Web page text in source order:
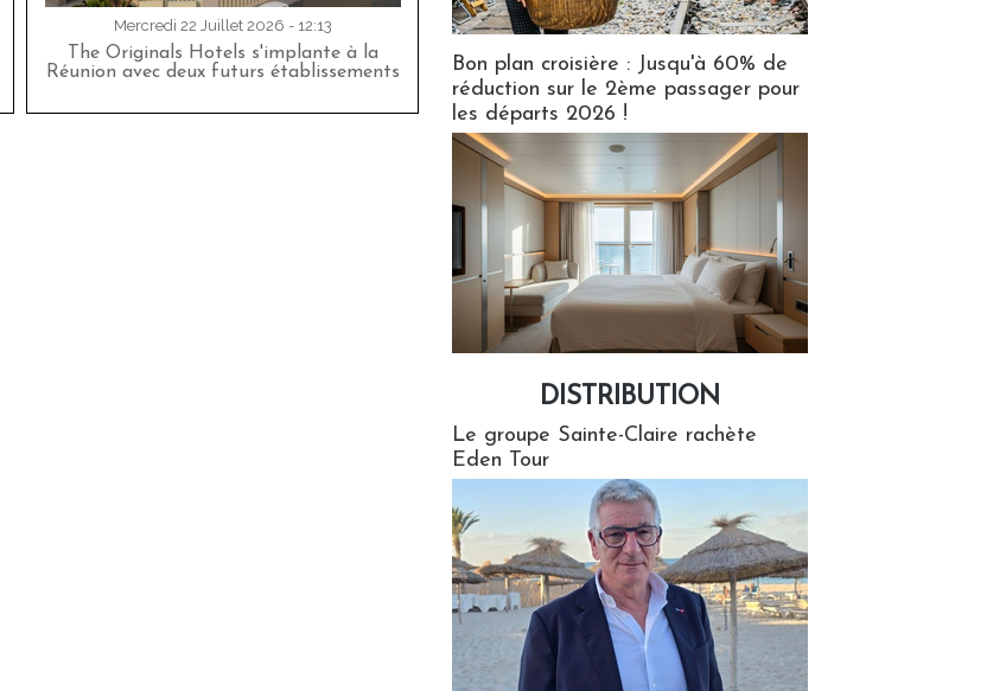
Mercredi 22 Juillet 2026 - 12:13
The Originals Hotels s'implante à la
Réunion avec deux futurs établissements
Bon plan croisière : Jusqu'à 60% de
réduction sur le 2ème passager pour
les départs 2026 !
DISTRIBUTION
Le groupe Sainte-Claire rachète
Eden Tour